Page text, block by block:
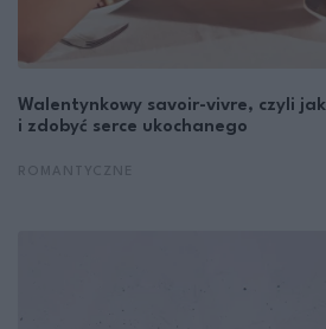
Walentynkowy savoir-vivre, czyli
i zdobyć serce ukochanego